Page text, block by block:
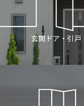
玄関ドア・引戸